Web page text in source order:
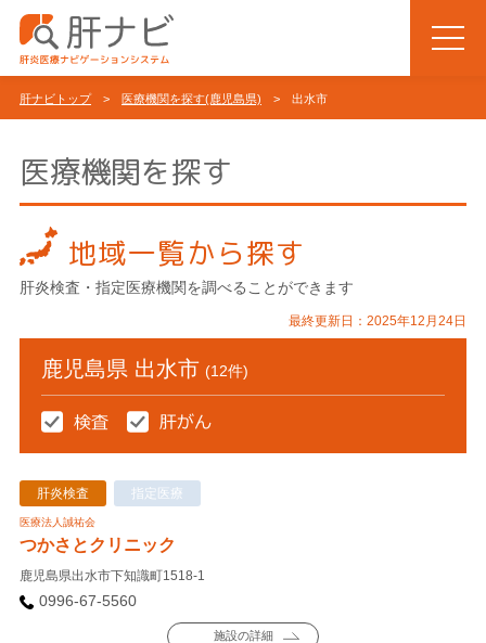
肝ナビトップ> 医療機関を探す(鹿児島県) > 出水市
医療機関を探す
地域一覧から探す
肝炎検査・指定医療機関を調べることができます
最終更新日：2025年12月24日
鹿児島県 出水市 (12件)
肝炎検査 指定医療
医療法人誠祐会
つかさとクリニック
鹿児島県出水市下知識町1518-1
0996-67-5560
施設の詳細